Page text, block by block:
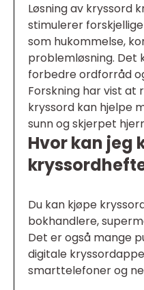
Løsning av kryssord
stimulerer
som hukommelse,
problemløsning. Det
forbedre ordforråd
Forskning har vist at
kryssord kan hjelpe
sunn og skjerpet
Hvor kan jeg
Du kan kjøpe
bokhandlere,
Det er også mange
digitale
smarttelefoner og